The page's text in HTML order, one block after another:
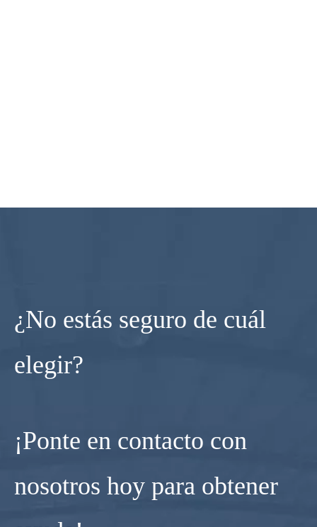
¿No estás seguro de cuál
elegir?
¡Ponte en contacto con
nosotros hoy para obtener